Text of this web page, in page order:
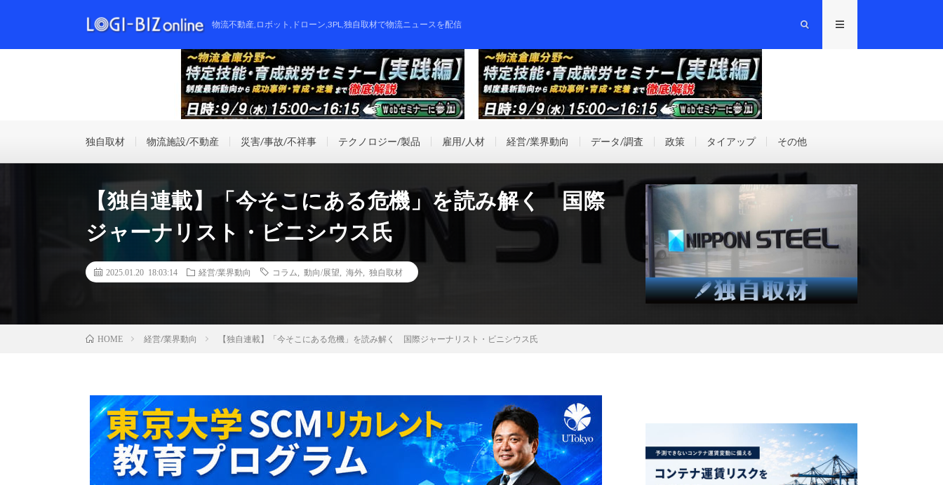
物流不動産,ロボット,ドローン,3PL,独自取材で物流ニュースを配信
独自取材 物流施設/不動産 災害/事故/不祥事 テクノロジー/製品 雇用/人材 経営/業界動向 データ/調査 政策 タイアップ その他
【独自連載】「今そこにある危機」を読み解く 国際
ジャーナリスト・ビニシウス氏
2025.01.20 18:03:14 経営/業界動向 コラム 動向/展望 海外 独自取材
HOME 経営/業界動向 【独自連載】「今そこにある危機」を読み解く 国際ジャーナリスト・ビニシウス氏